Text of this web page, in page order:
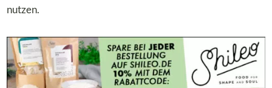
nutzen.